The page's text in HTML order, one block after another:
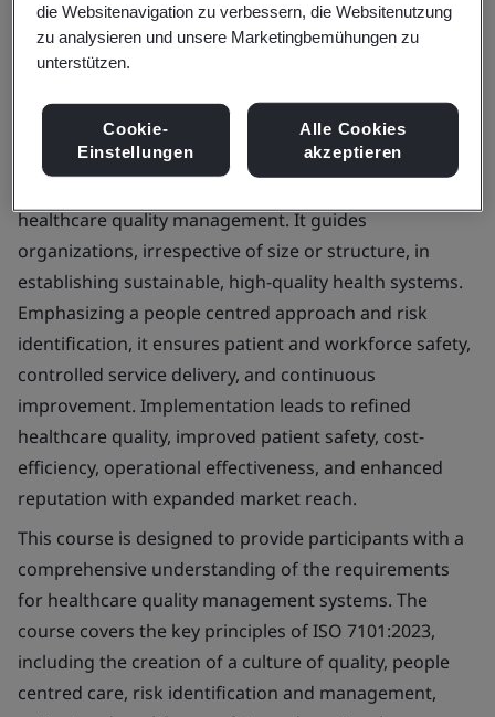
Book your place
healthcare quality management. It guides
organizations, irrespective of size or structure, in
establishing sustainable, high-quality health systems.
Emphasizing a people centred approach and risk
identification, it ensures patient and workforce safety,
controlled service delivery, and continuous
improvement. Implementation leads to refined
healthcare quality, improved patient safety, cost-
efficiency, operational effectiveness, and enhanced
reputation with expanded market reach.
This course is designed to provide participants with a
comprehensive understanding of the requirements
for healthcare quality management systems. The
course covers the key principles of ISO 7101:2023,
including the creation of a culture of quality, people
centred care, risk identification and management,
die Websitenavigation zu verbessern, die Websitenutzung
zu analysieren und unsere Marketingbemühungen zu
unterstützen.
Cookie-
Einstellungen
Alle Cookies
akzeptieren